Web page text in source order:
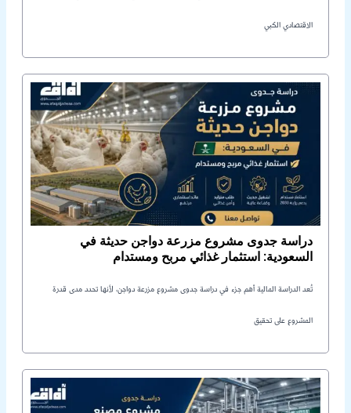
الاقتصادي الكبي
دراسة جدوى مشروع مزرعة دواجن حديثة في
السعودية: استثمار غذائي مربح ومستدام
تُعد الدراسة المالية أهم جزء في دراسة جدوى مشروع مزرعة دواجن، لأنها تحدد مدى قدرة
المشروع على تحقيق